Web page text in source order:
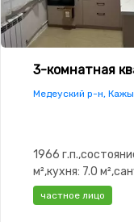
3-комнатная
Медеуский р-н,
1966
м²,кухня: 7.0
частное лицо